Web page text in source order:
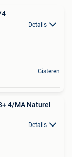
4
Details
Gisteren
4/MA Naturel
Details